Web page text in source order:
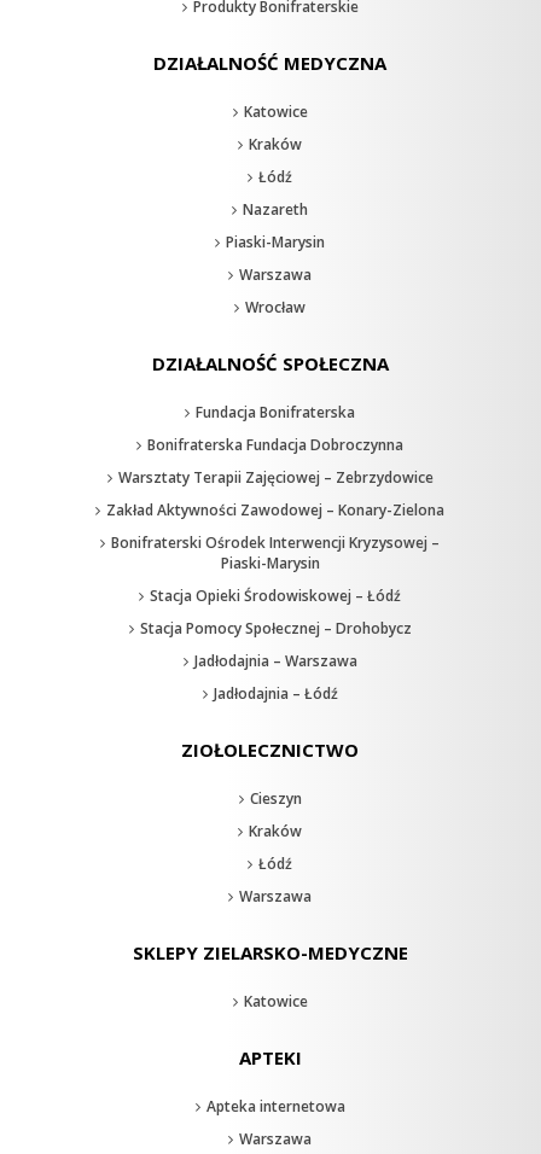
Produkty Bonifraterskie
DZIAŁALNOŚĆ MEDYCZNA
Katowice
Kraków
Łódź
Nazareth
Piaski-Marysin
Warszawa
Wrocław
DZIAŁALNOŚĆ SPOŁECZNA
Fundacja Bonifraterska
Bonifraterska Fundacja Dobroczynna
Warsztaty Terapii Zajęciowej – Zebrzydowice
Zakład Aktywności Zawodowej – Konary-Zielona
Bonifraterski Ośrodek Interwencji Kryzysowej –
Piaski-Marysin
Stacja Opieki Środowiskowej – Łódź
Stacja Pomocy Społecznej – Drohobycz
Jadłodajnia – Warszawa
Jadłodajnia – Łódź
ZIOŁOLECZNICTWO
Cieszyn
Kraków
Łódź
Warszawa
SKLEPY ZIELARSKO-MEDYCZNE
Katowice
APTEKI
Apteka internetowa
Warszawa